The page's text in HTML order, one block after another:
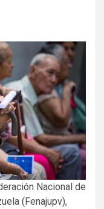
Nacional de
(Fenajupv),